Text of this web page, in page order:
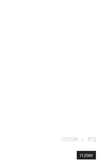
בית אופנה
אופנה